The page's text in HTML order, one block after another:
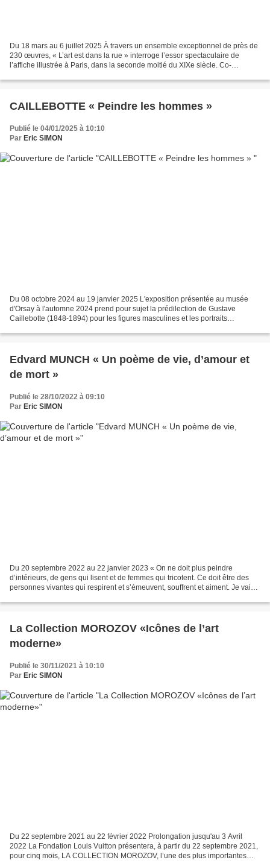
Du 18 mars au 6 juillet 2025 À travers un ensemble exceptionnel de près de
230 œuvres, « L’art est dans la rue » interroge l’essor spectaculaire de
l’affiche illustrée à Paris, dans la seconde moitié du XIXe siècle. Co-
CAILLEBOTTE « Peindre les hommes »
Publié le 04/01/2025 à 10:10
Par Eric SIMON
Du 08 octobre 2024 au 19 janvier 2025 L'exposition présentée au musée
d'Orsay à l'automne 2024 prend pour sujet la prédilection de Gustave
Caillebotte (1848-1894) pour les figures masculines et les portraits
Edvard MUNCH « Un poème de vie, d’amour et
de mort »
Publié le 28/10/2022 à 09:10
Par Eric SIMON
Du 20 septembre 2022 au 22 janvier 2023 « On ne doit plus peindre
d’intérieurs, de gens qui lisent et de femmes qui tricotent. Ce doit être des
personnes vivantes qui respirent et s’émeuvent, souffrent et aiment. Je vais
La Collection MOROZOV «Icônes de l’art
moderne»
Publié le 30/11/2021 à 10:10
Par Eric SIMON
Du 22 septembre 2021 au 22 février 2022 Prolongation jusqu'au 3 Avril
2022 La Fondation Louis Vuitton présentera, à partir du 22 septembre 2021,
pour cinq mois, LA COLLECTION MOROZOV, l’une des plus importantes